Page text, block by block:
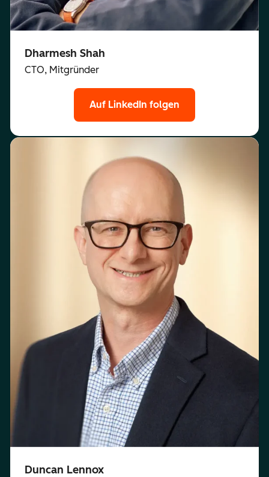
Dharmesh Shah
CTO, Mitgründer
Auf LinkedIn folgen
Duncan Lennox